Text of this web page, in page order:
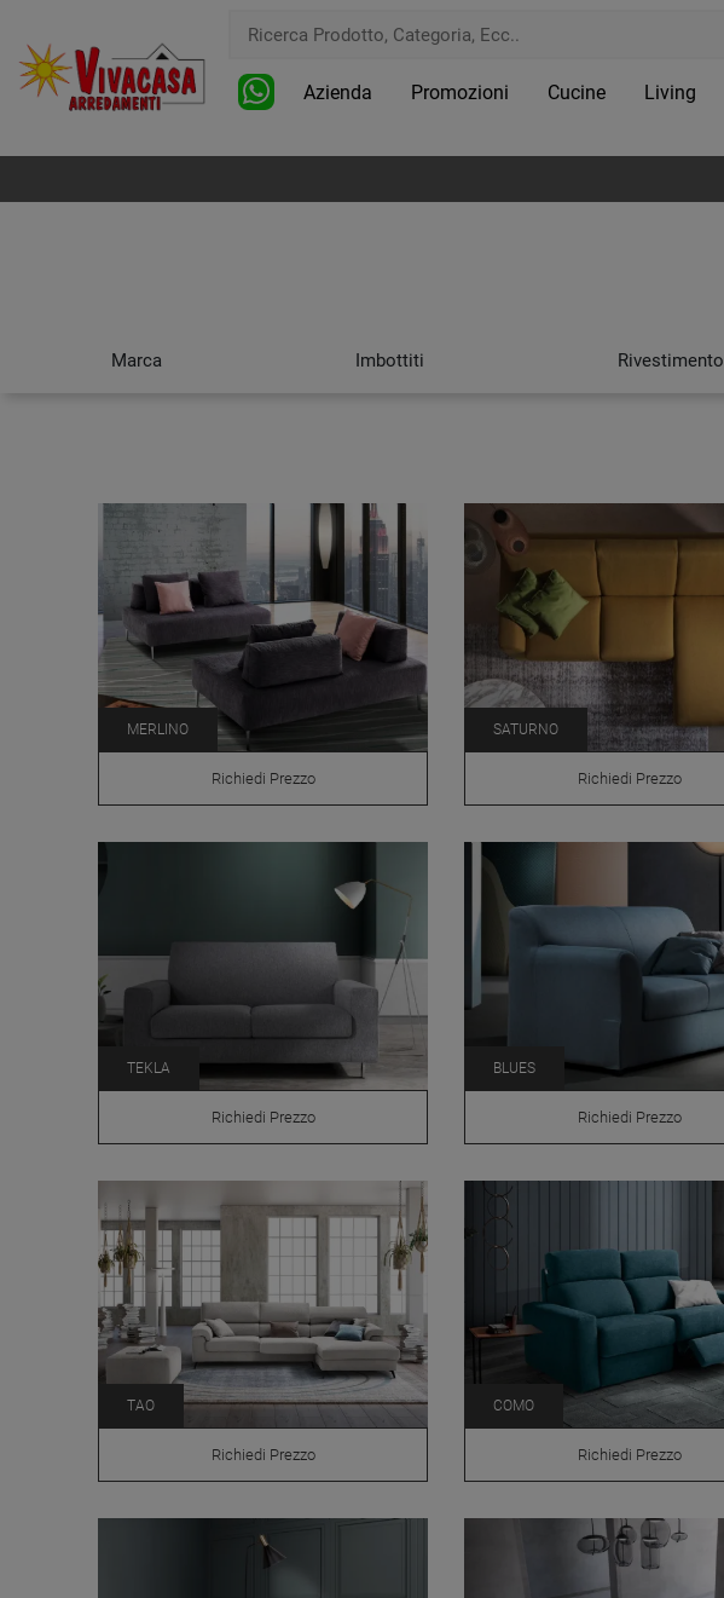
Azienda Promozioni Cucine Living
Marca Imbottiti Rivestimento
MERLINO
Richiedi Prezzo
SATURNO
Richiedi Prezzo
TEKLA
Richiedi Prezzo
BLUES
Richiedi Prezzo
TAO
Richiedi Prezzo
COMO
Richiedi Prezzo